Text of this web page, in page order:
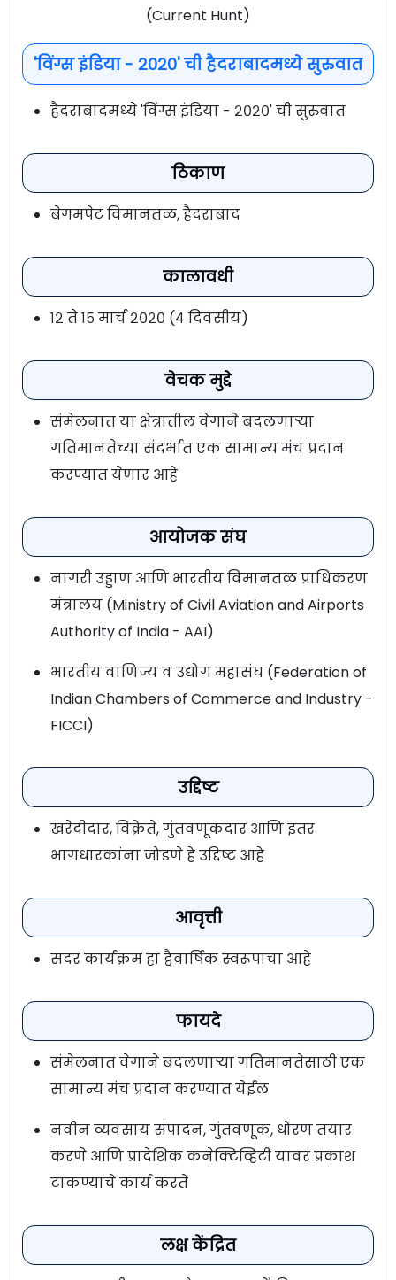
(Current Hunt)
'विंग्स इंडिया - २०२०' ची हैदराबादमध्ये सुरुवात
हैदराबादमध्ये 'विंग्स इंडिया - २०२०' ची सुरुवात
ठिकाण
बेगमपेट विमानतळ, हैदराबाद
कालावधी
१२ ते १५ मार्च २०२० (४ दिवसीय)
वेचक मुद्दे
संमेलनात या क्षेत्रातील वेगाने बदलणार्‍या
गतिमानतेच्या संदर्भात एक सामान्य मंच प्रदान
करण्यात येणार आहे
आयोजक संघ
नागरी उड्डाण आणि भारतीय विमानतळ प्राधिकरण
मंत्रालय (Ministry of Civil Aviation and Airports
Authority of India - AAI)
भारतीय वाणिज्य व उद्योग महासंघ (Federation of
Indian Chambers of Commerce and Industry -
FICCI)
उद्दिष्ट
खरेदीदार, विक्रेते, गुंतवणूकदार आणि इतर
भागधारकांना जोडणे हे उद्दिष्ट आहे
आवृत्ती
सदर कार्यक्रम हा द्वैवार्षिक स्वरूपाचा आहे
फायदे
संमेलनात वेगाने बदलणार्‍या गतिमानतेसाठी एक
सामान्य मंच प्रदान करण्यात येईल
नवीन व्यवसाय संपादन, गुंतवणूक, धोरण तयार
करणे आणि प्रादेशिक कनेक्टिव्हिटी यावर प्रकाश
टाकण्याचे कार्य करते
लक्ष केंद्रित